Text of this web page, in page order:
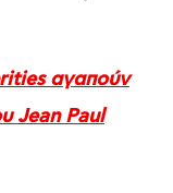
αγαπούν
Jean Paul